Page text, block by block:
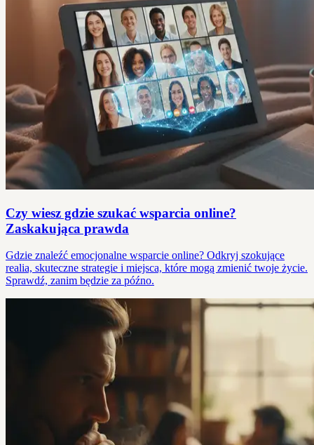
Czy wiesz gdzie szukać wsparcia online?
Zaskakująca prawda
Gdzie znaleźć emocjonalne wsparcie online? Odkryj szokujące
realia, skuteczne strategie i miejsca, które mogą zmienić twoje życie.
Sprawdź, zanim będzie za późno.